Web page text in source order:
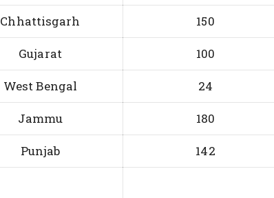
Chhattisgarh 150
Gujarat 100
West Bengal 24
Jammu 180
Punjab 142